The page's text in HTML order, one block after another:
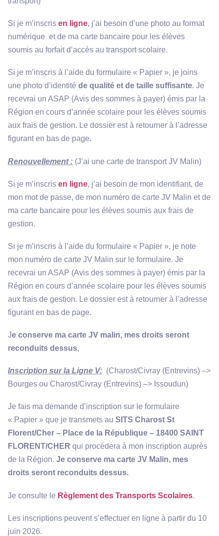
Si je m’inscris en ligne, j’ai besoin d’une photo au format
numérique et de ma carte bancaire pour les élèves
soumis au forfait d’accès au transport scolaire.
Si je m’inscris à l’aide du formulaire « Papier », je joins
une photo d’identité de qualité et de taille suffisante. Je
recevrai un ASAP (Avis des sommes à payer) émis par la
Région en cours d’année scolaire pour les élèves soumis
aux frais de gestion. Le dossier est à retourner à l’adresse
figurant en bas de page.
Renouvellement : (J’ai une carte de transport JV Malin)
Si je m’inscris en ligne, j’ai besoin de mon identifiant, de
mon mot de passe, de mon numéro de carte JV Malin et de
ma carte bancaire pour les élèves soumis aux frais de
gestion.
Si je m’inscris à l’aide du formulaire « Papier », je note
mon numéro de carte JV Malin sur le formulaire. Je
recevrai un ASAP (Avis des sommes à payer) émis par la
Région en cours d’année scolaire pour les élèves soumis
aux frais de gestion. Le dossier est à retourner à l’adresse
figurant en bas de page.
Je conserve ma carte JV malin, mes droits seront
reconduits dessus.
Inscription sur la Ligne V: (Charost/Civray (Entrevins) –>
Bourges ou Charost/Civray (Entrevins) –> Issoudun)
Je fais ma demande d’inscription sur le formulaire
« Papier » que je transmets au SITS Charost St
Florent/Cher – Place de la République – 18400 SAINT
FLORENT/CHER qui procédera à mon inscription auprès
de la Région. Je conserve ma carte JV Malin, mes
droits seront reconduits dessus.
Je consulte le Règlement des Transports Scolaires.
Les inscriptions peuvent s’effectuer en ligne à partir du 10
juin 2026.